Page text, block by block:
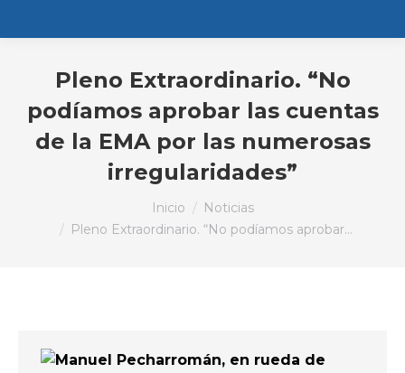
Pleno Extraordinario. “No
podíamos aprobar las cuentas
de la EMA por las numerosas
irregularidades”
Inicio
Noticias
Pleno Extraordinario. “No podíamos aprobar…